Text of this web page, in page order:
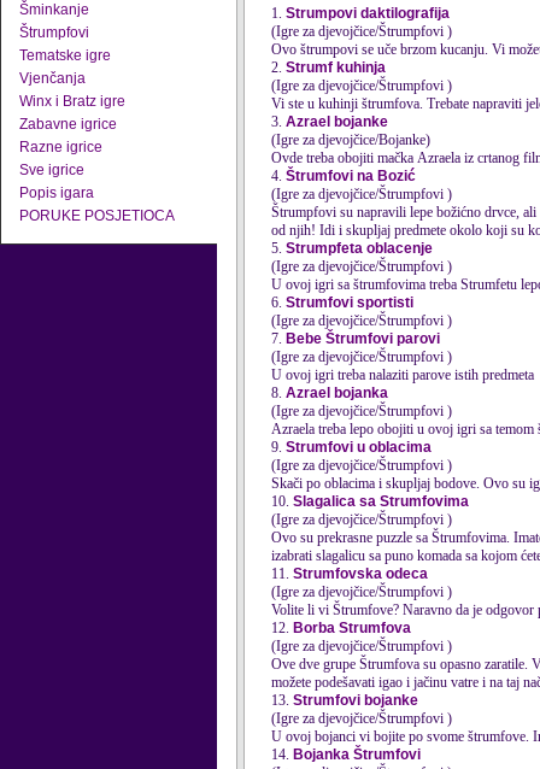
Šminkanje
Štrumpfovi
Tematske igre
Vjenčanja
Winx i Bratz igre
Zabavne igrice
Razne igrice
Sve igrice
Popis igara
PORUKE POSJETIOCA
1. Strumpovi daktilografija
(Igre za djevojčice/Štrumpfovi )
Ovo štrumpovi se uče brzom kucanju. Vi
2. Strumf kuhinja
(Igre za djevojčice/Štrumpfovi )
Vi ste u kuhinji štrumfova. Trebate napraviti
3. Azrael bojanke
(Igre za djevojčice/Bojanke)
Ovde treba obojiti mačka Azraela iz crtanog
4. Štrumfovi na Bozić
(Igre za djevojčice/Štrumpfovi )
Štrumpfovi su napravili lepe božićno drvce,
od njih! Idi i skupljaj predmete okolo koji su
5. Strumpfeta oblacenje
(Igre za djevojčice/Štrumpfovi )
U ovoj igri sa štrumfovima treba Strumfetu
6. Strumfovi sportisti
(Igre za djevojčice/Štrumpfovi )
7. Bebe Štrumfovi parovi
(Igre za djevojčice/Štrumpfovi )
U ovoj igri treba nalaziti parove istih predmeta
8. Azrael bojanka
(Igre za djevojčice/Štrumpfovi )
Azraela treba lepo obojiti u ovoj igri sa temom
9. Strumfovi u oblacima
(Igre za djevojčice/Štrumpfovi )
Skači po oblacima i skupljaj bodove. Ovo su
10. Slagalica sa Strumfovima
(Igre za djevojčice/Štrumpfovi )
Ovo su prekrasne puzzle sa Štrumfovima.
izabrati slagalicu sa puno komada sa kojom
11. Strumfovska odeca
(Igre za djevojčice/Štrumpfovi )
Volite li vi Štrumfove? Naravno da je odgovor
12. Borba Strumfova
(Igre za djevojčice/Štrumpfovi )
Ove dve grupe Štrumfova su opasno zaratile.
možete podešavati igao i jačinu vatre i na taj
13. Strumfovi bojanke
(Igre za djevojčice/Štrumpfovi )
U ovoj bojanci vi bojite po svome štrumfove.
14. Bojanka Štrumfovi